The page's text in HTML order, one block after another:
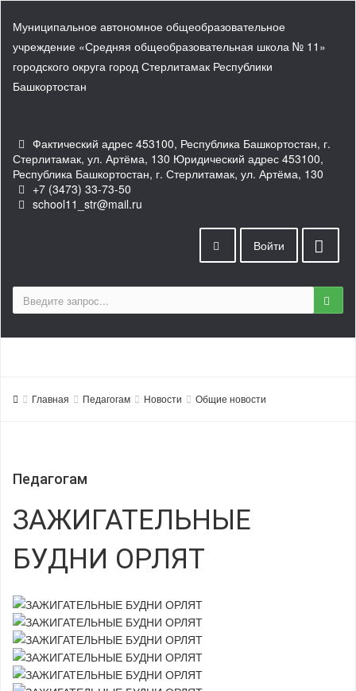
Муниципальное автономное общеобразовательное
учреждение «Средняя общеобразовательная школа № 11»
городского округа город Стерлитамак Республики
Башкортостан
Фактический адрес 453100, Республика Башкортостан, г.
Стерлитамак, ул. Артёма, 130 Юридический адрес 453100,
Республика Башкортостан, г. Стерлитамак, ул. Артёма, 130
+7 (3473) 33-73-50
school11_str@mail.ru
Войти
Главная Педагогам Новости Общие новости
Педагогам
ЗАЖИГАТЕЛЬНЫЕ
БУДНИ ОРЛЯТ